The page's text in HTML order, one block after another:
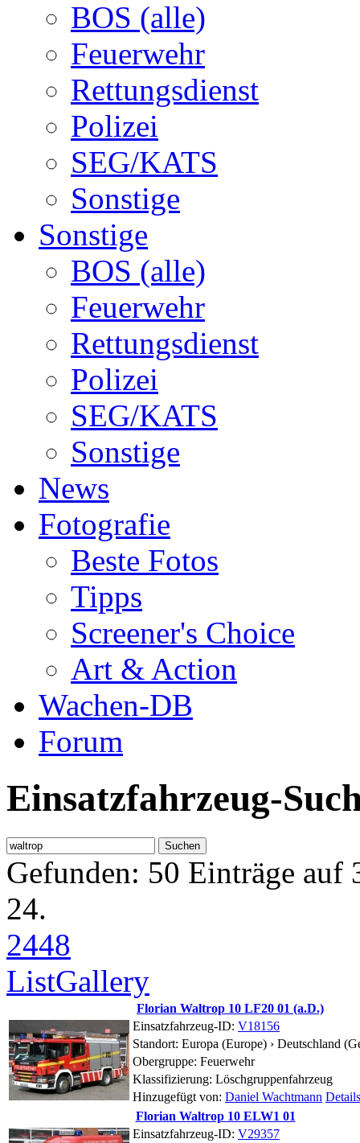
BOS (alle)
Feuerwehr
Rettungsdienst
Polizei
SEG/KATS
Sonstige
Sonstige
BOS (alle)
Feuerwehr
Rettungsdienst
Polizei
SEG/KATS
Sonstige
News
Fotografie
Beste Fotos
Tipps
Screener's Choice
Art & Action
Wachen-DB
Forum
Einsatzfahrzeug-
Gefunden: 50 Einträge auf
24.
2448
ListGallery
Florian Waltrop 10 LF20 01 (a.D.)
Einsatzfahrzeug-ID: V18156
Standort: Europa (Europe) › Deutschland
Obergruppe: Feuerwehr
Klassifizierung: Löschgruppenfahrzeug
Hinzugefügt von: Daniel Wachtmann Details
Florian Waltrop 10 ELW1 01
Einsatzfahrzeug-ID: V29357